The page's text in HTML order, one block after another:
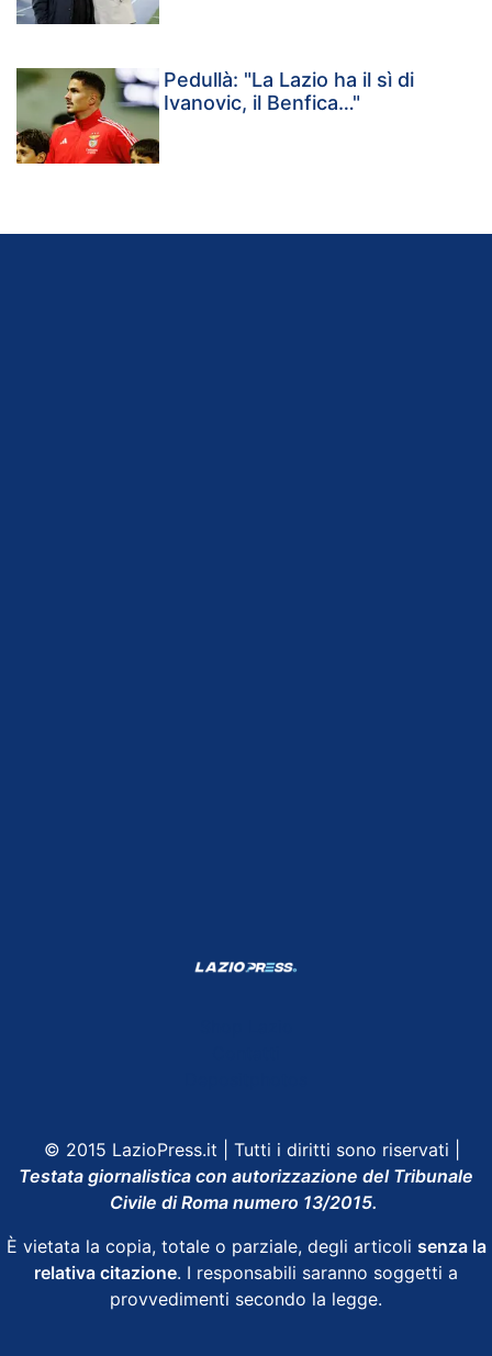
Pedullà: "La Lazio ha il sì di
Ivanovic, il Benfica…"
© 2015 LazioPress.it | Tutti i diritti sono riservati |
Testata giornalistica con autorizzazione del Tribunale
Civile di Roma numero 13/2015.
È vietata la copia, totale o parziale, degli articoli senza la
relativa citazione. I responsabili saranno soggetti a
provvedimenti secondo la legge.